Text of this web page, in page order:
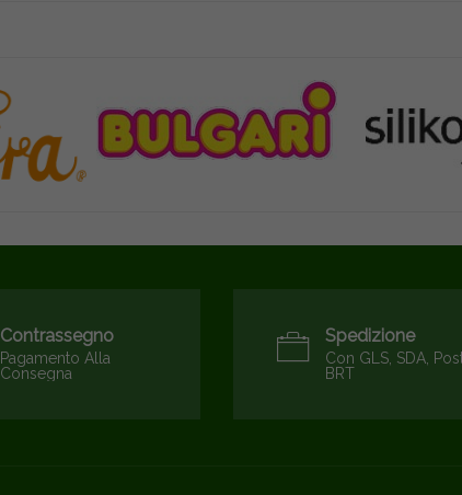
Contrassegno
Pagamento Alla
Consegna
Spedizione
Con GLS, SDA,
BRT